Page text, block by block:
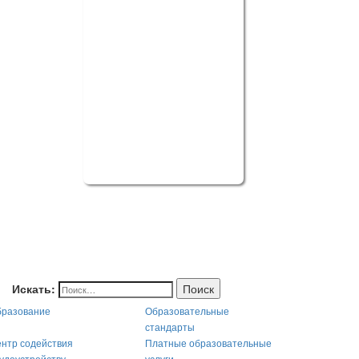
Искать: Поиск
Образовательные
стандарты
содействия
Платные образовательные